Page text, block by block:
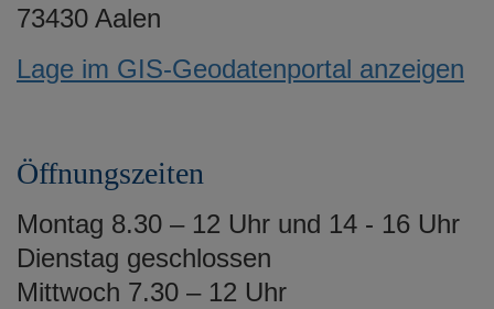
73430 Aalen
Lage im GIS-Geodatenportal anzeigen
Öffnungszeiten
Montag 8.30 – 12 Uhr und 14 - 16 Uhr
Dienstag geschlossen
Mittwoch 7.30 – 12 Uhr